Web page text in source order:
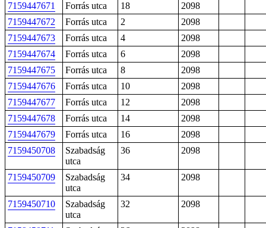
7159447671
Forrás utca 18
2098
7159447672
Forrás utca 2
2098
7159447673
Forrás utca 4
2098
7159447674
Forrás utca 6
2098
7159447675
Forrás utca 8
2098
7159447676
Forrás utca 10
2098
7159447677
Forrás utca 12
2098
7159447678
Forrás utca 14
2098
7159447679
Forrás utca 16
2098
7159450708
Szabadság
utca
36 2098
7159450709
Szabadság
utca
34 2098
7159450710
Szabadság
utca
32 2098